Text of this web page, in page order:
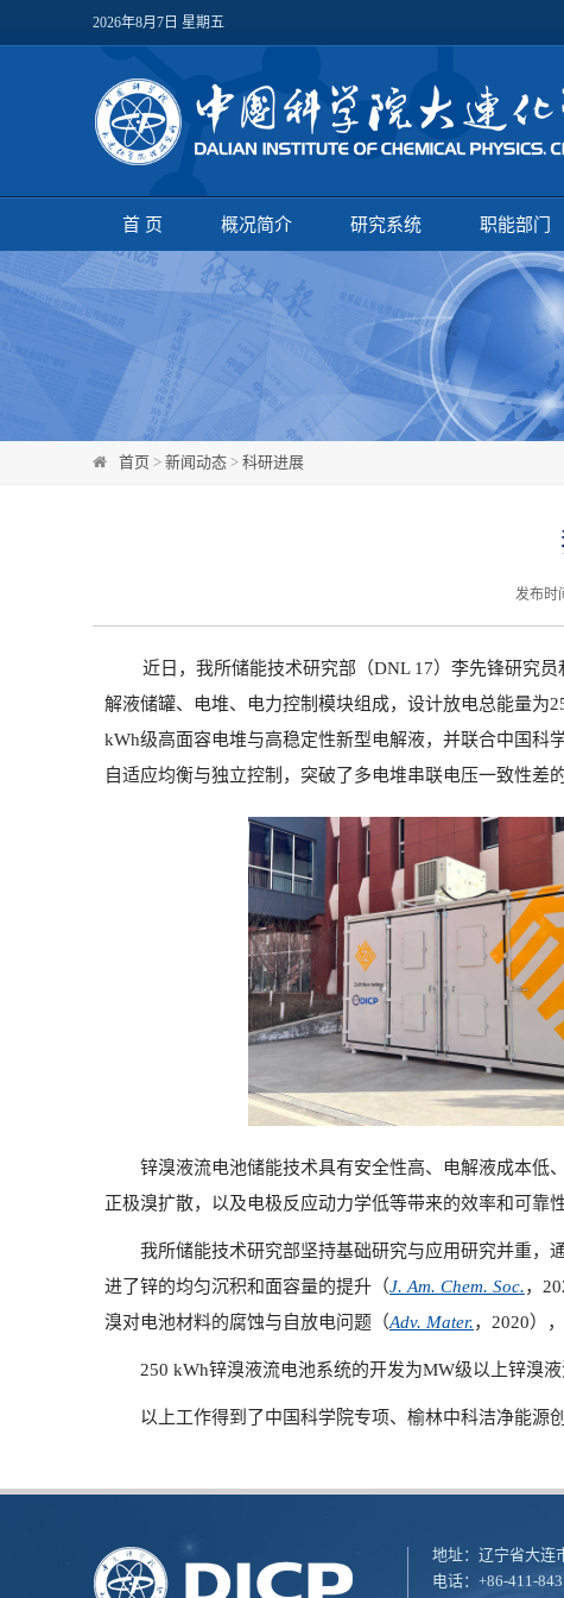
2026年8月7日 星期五
首 页 概况简介 研究系统 职能部门
首页 > 新闻动态 > 科研进展
发布时
近日，我所储能技术研究部（DNL 17）李先锋研究
解液储罐、电堆、电力控制模块组成，设计放电总能量为
kWh级高面容电堆与高稳定性新型电解液，并联合中国科
自适应均衡与独立控制，突破了多电堆串联电压一致性差
锌溴液流电池储能技术具有安全性高、电解液成本低
正极溴扩散，以及电极反应动力学低等带来的效率和可靠性
我所储能技术研究部坚持基础研究与应用研究并重
进了锌的均匀沉积和面容量的提升（J. Am. Chem. Soc.，
溴对电池材料的腐蚀与自放电问题（Adv. Mater.， 2020）
250 kWh锌溴液流电池系统的开发为MW级以上锌溴
以上工作得到了中国科学院专项、榆林中科洁净能源
地址：辽宁省大连
电话：+86-411-